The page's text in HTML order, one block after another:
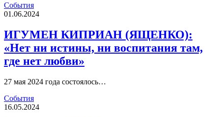
События
01.06.2024
ИГУМЕН КИПРИАН (ЯЩЕНКО):
«Нет ни истины, ни воспитания там,
где нет любви»
27 мая 2024 года состоялось…
События
16.05.2024